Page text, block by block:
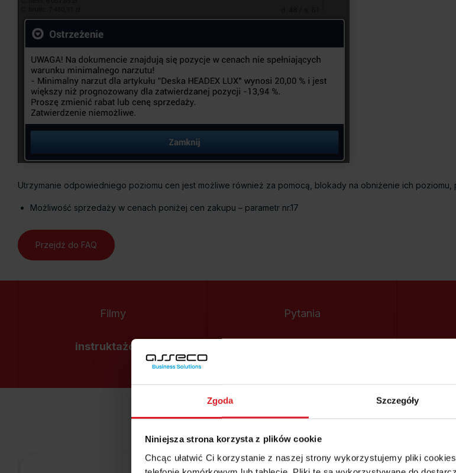
Zgoda Szczegóły
Niniejsza strona korzysta z plików cookie
Chcąc ułatwić Ci korzystanie z naszej strony wykorzystujemy pliki
Utrzymanie odpowiedniego poziomu cen jest możliwe również za pomocą, blokady na obniżenie ich
Możliwość sprzedaży w cenach poniżej cen zakupu – parametr nr.17
Przejdź do FAQ
Filmy
instruktażowe
Pytania